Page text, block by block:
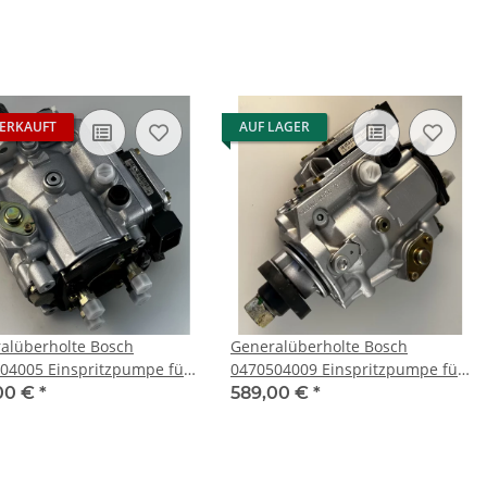
Bosch
Einspritzpumpe für
(E46) 320d
€ *
AUF LAGER
Generalüberholte Bosch
0470504009 Einspritzpumpe für
Opel FRONTERA B, OMEGA B,
589,00 € *